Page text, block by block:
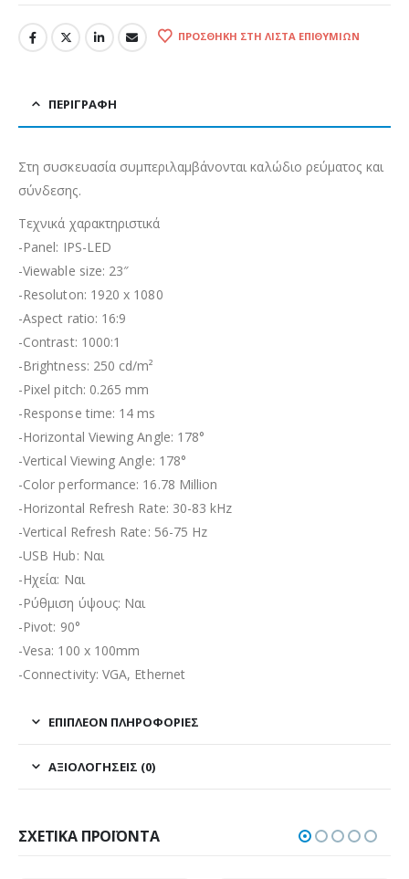
ΠΡΟΣΘΉΚΗ ΣΤΗ ΛΊΣΤΑ ΕΠΙΘΥΜΙΏΝ
ΠΕΡΙΓΡΑΦΉ
Στη συσκευασία συμπεριλαμβάνονται καλώδιο ρεύματος και
σύνδεσης.
Τεχνικά χαρακτηριστικά
-Panel: IPS-LED
-Viewable size: 23″
-Resoluton: 1920 x 1080
-Aspect ratio: 16:9
-Contrast: 1000:1
-Brightness: 250 cd/m²
-Pixel pitch: 0.265 mm
-Response time: 14 ms
-Horizontal Viewing Angle: 178°
-Vertical Viewing Angle: 178°
-Color performance: 16.78 Million
-Horizontal Refresh Rate: 30-83 kHz
-Vertical Refresh Rate: 56-75 Hz
-USB Hub: Ναι
-Ηχεία: Ναι
-Ρύθμιση ύψους: Ναι
-Pivot: 90°
-Vesa: 100 x 100mm
-Connectivity: VGA, Ethernet
ΕΠΙΠΛΈΟΝ ΠΛΗΡΟΦΟΡΊΕΣ
ΑΞΙΟΛΟΓΉΣΕΙΣ (0)
ΣΧΕΤΙΚΆ ΠΡΟΪΌΝΤΑ